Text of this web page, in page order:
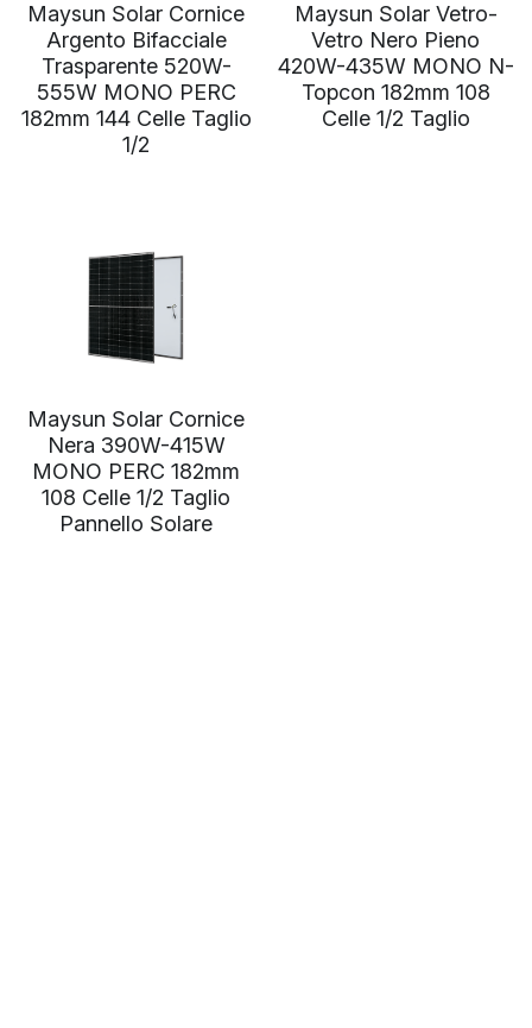
Malese
Vietnamita
Bengalese
Slovacco
Giapponese
Coreano
Ebraico
Maysun Solar Cornice
Argento Bifacciale
Trasparente 520W-
555W MONO PERC
182mm 144 Celle Taglio
1/2
Maysun Solar Vetro-
Vetro Nero Pieno
420W-435W MONO N-
Topcon 182mm 108
Celle 1/2 Taglio
Maysun Solar Cornice
Nera 390W-415W
MONO PERC 182mm
108 Celle 1/2 Taglio
Pannello Solare